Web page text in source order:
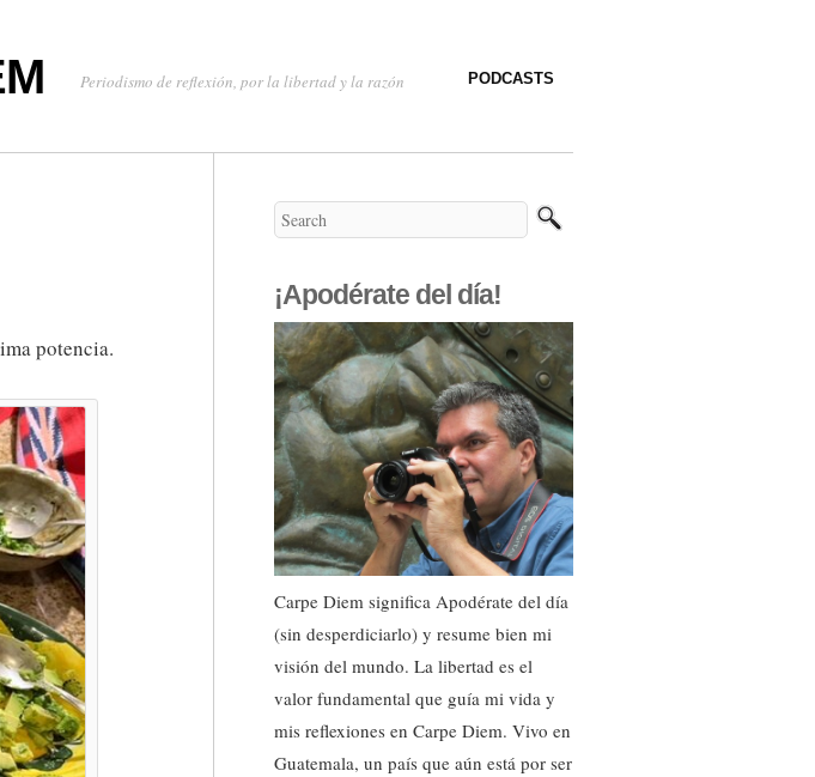
Periodismo de reflexión, por la libertad y la razón PODCASTS
potencia.
¡Apodérate del día!
Carpe Diem significa Apodérate del día
(sin desperdiciarlo) y resume bien mi
visión del mundo. La libertad es el
valor fundamental que guía mi vida y
mis reflexiones en Carpe Diem. Vivo en
Guatemala, un país que aún está por ser